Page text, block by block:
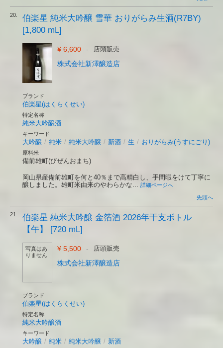
20.
伯楽星 純米大吟醸 雪華 おりがらみ生酒(R7BY)
[1,800 mL]
¥ 6,600 - 店頭販売
株式会社新澤醸造店
ブランド
伯楽星(はくらくせい)
特定名称
純米大吟醸酒
キーワード
大吟醸 / 純米 / 純米大吟醸 / 新酒 / 生 / おりがらみ(うすにごり)
原料米
備前雄町(びぜんおまち)
岡山県産備前雄町を何と40％まで高精白し、手間暇をけて丁寧に
醸しました。雄町米由来のやわらかな... 詳細ページへ
先頭へ
21.
伯楽星 純米大吟醸 金箔酒 2026年干支ボトル
【午】 [720 mL]
写真はあ
りません
¥ 5,500 - 店頭販売
株式会社新澤醸造店
ブランド
伯楽星(はくらくせい)
特定名称
純米大吟醸酒
キーワード
大吟醸 / 純米 / 純米大吟醸 / 新酒